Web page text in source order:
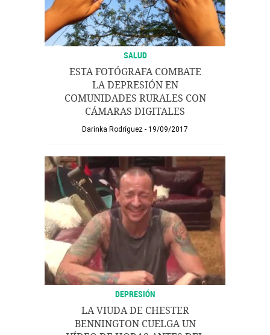
SALUD
ESTA FOTÓGRAFA COMBATE
LA DEPRESIÓN EN
COMUNIDADES RURALES CON
CÁMARAS DIGITALES
Darinka Rodríguez 19/09/2017
DEPRESIÓN
LA VIUDA DE CHESTER
BENNINGTON CUELGA UN